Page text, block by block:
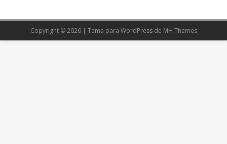
Copyright © 2026 | Tema para WordPress de MH Themes